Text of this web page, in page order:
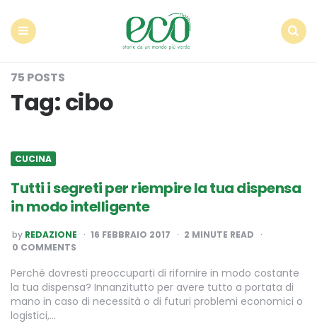
75 POSTS
Tag:cibo
CUCINA
Tutti i segreti per riempire la tua dispensa
in modo intelligente
POSTED
BY
by REDAZIONE 16 FEBBRAIO 2017 2 MINUTE READ
0 COMMENTS
Perché dovresti preoccuparti di rifornire in modo costante
la tua dispensa? Innanzitutto per avere tutto a portata di
mano in caso di necessità o di futuri problemi economici o
logistici,…